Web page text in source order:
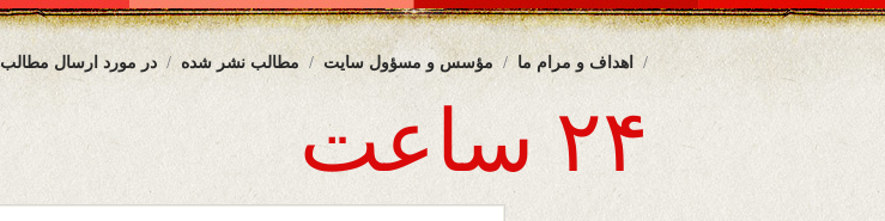
در مورد ارسال مطالب مطالب نشر شده مؤسس و مسؤول سایت اهداف و مرام ما
۲۴ ساعت